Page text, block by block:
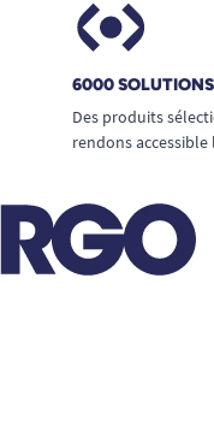
6000
Des produits
rendons